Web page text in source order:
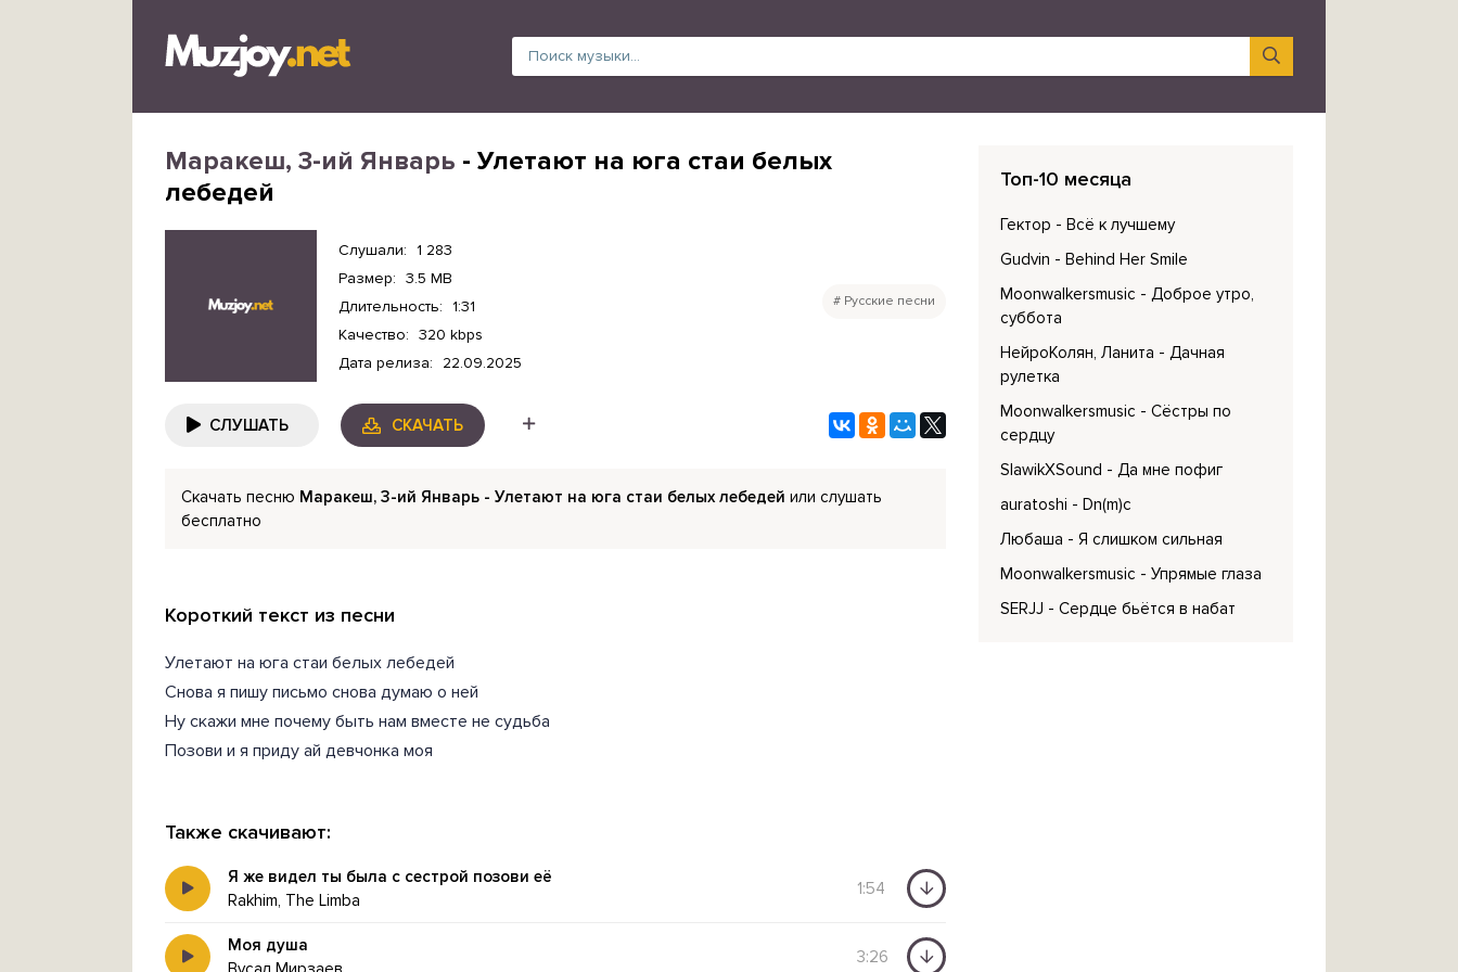
Маракеш, 3-ий Январь - Улетают на юга стаи белых
лебедей
Слушали: 1 283
Размер: 3.5 MB
Длительность: 1:31
Качество: 320 kbps
Дата релиза:
22.09.2025
Русские песни
СЛУШАТЬ СКАЧАТЬ
Скачать песню Маракеш, 3-ий Январь - Улетают на юга стаи белых лебедей или слушать
бесплатно
Короткий текст из песни
Улетают на юга стаи белых лебедей
Снова я пишу письмо снова думаю о ней
Ну скажи мне почему быть нам вместе не судьба
Позови и я приду ай девчонка моя
Также скачивают:
Я же видел ты была с сестрой позови её
Rakhim, The Limba
1:54
Моя душа
3:26
Топ-10 месяца
Гектор - Всё к лучшему
Gudvin - Behind Her Smile
Moonwalkersmusic - Доброе утро,
суббота
НейроКолян, Ланита - Дачная
рулетка
Moonwalkersmusic - Сёстры по
сердцу
SlawikXSound - Да мне пофиг
auratoshi - Dn(m)c
Любаша - Я слишком сильная
Moonwalkersmusic - Упрямые глаза
SERJJ - Сердце бьётся в набат